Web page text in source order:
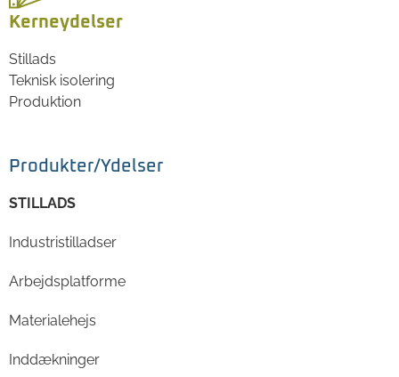
Kerneydelser
Stillads
Teknisk isolering
Produktion
Produkter/Ydelser
STILLADS
Industristilladser
Arbejdsplatforme
Materialehejs
Inddækninger